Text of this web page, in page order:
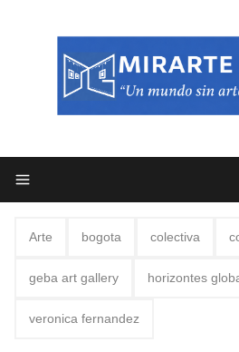
Arte bogota colectiva
geba art gallery horizontes
veronica fernandez